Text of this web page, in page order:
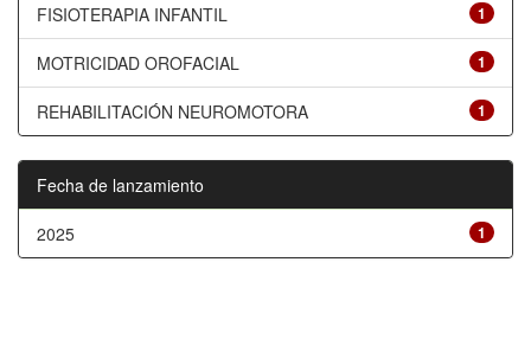
1
FISIOTERAPIA INFANTIL
1
MOTRICIDAD OROFACIAL
1
REHABILITACIÓN NEUROMOTORA
Fecha de lanzamiento
1
2025